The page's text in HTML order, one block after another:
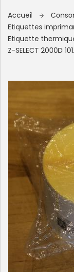
Accueil
Etiquettes
Etiquette
Z-SELECT 2000D